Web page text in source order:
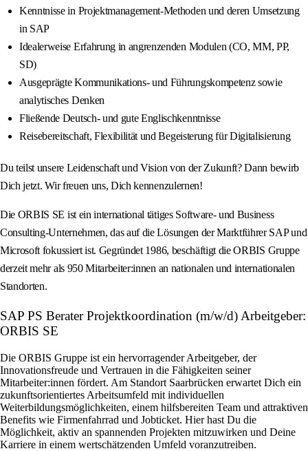
Kenntnisse in Projektmanagement-Methoden und deren Umsetzung
in SAP
Idealerweise Erfahrung in angrenzenden Modulen (CO, MM, PP,
SD)
Ausgeprägte Kommunikations- und Führungskompetenz sowie
analytisches Denken
Fließende Deutsch- und gute Englischkenntnisse
Reisebereitschaft, Flexibilität und Begeisterung für Digitalisierung
Du teilst unsere Leidenschaft und Vision von der Zukunft? Dann bewirb
Dich jetzt. Wir freuen uns, Dich kennenzulernen!
Die ORBIS SE ist ein international tätiges Software- und Business
Consulting-Unternehmen, das auf die Lösungen der Marktführer SAP und
Microsoft fokussiert ist. Gegründet 1986, beschäftigt die ORBIS Gruppe
derzeit mehr als 950 Mitarbeiter:innen an nationalen und internationalen
Standorten.
SAP PS Berater Projektkoordination (m/w/d) Arbeitgeber:
ORBIS SE
Die ORBIS Gruppe ist ein hervorragender Arbeitgeber, der
Innovationsfreude und Vertrauen in die Fähigkeiten seiner
Mitarbeiter:innen fördert. Am Standort Saarbrücken erwartet Dich ein
zukunftsorientiertes Arbeitsumfeld mit individuellen
Weiterbildungsmöglichkeiten, einem hilfsbereiten Team und attraktiven
Benefits wie Firmenfahrrad und Jobticket. Hier hast Du die
Möglichkeit, aktiv an spannenden Projekten mitzuwirken und Deine
Karriere in einem wertschätzenden Umfeld voranzutreiben.